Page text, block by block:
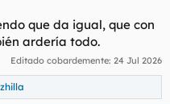
que da igual, que con
ardería todo.
Editado cobardemente: 24 Jul 2026